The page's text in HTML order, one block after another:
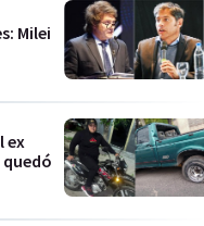
Milei
ex